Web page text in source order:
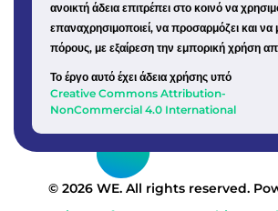
ανοικτή άδεια επιτρέπει στο κοινό να
επαναχρησιμοποιεί, να προσαρμόζει και να
πόρους, με εξαίρεση την εμπορική χρήση
Το έργο αυτό έχει άδεια χρήσης υπό
Creative Commons Attribution-
NonCommercial 4.0 International
© 2026 WE. All rights reserved.